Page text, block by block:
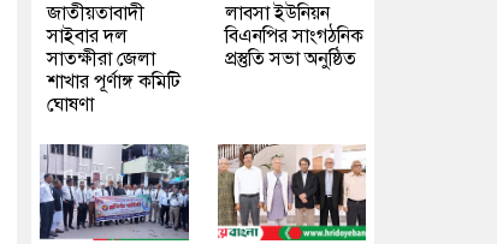
জাতীয়তাবাদী
সাইবার দল
সাতক্ষীরা জেলা
শাখার পূর্ণাঙ্গ কমিটি
ঘোষণা
লাবসা ইউনিয়ন
বিএনপির সাংগঠনিক
প্রস্তুতি সভা অনুষ্ঠিত